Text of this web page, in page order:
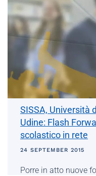
SISSA, Università
Udine: Flash
scolastico in rete
24 SEPTEMBER 2015
Porre in atto nuove